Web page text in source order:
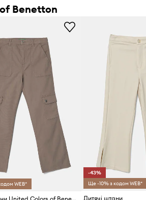
Benetton
WEB*
-43%
Ще -10% з кодом WEB*
Дитячі штани